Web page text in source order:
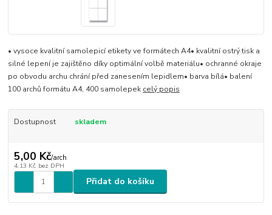
• vysoce kvalitní samolepicí etikety ve formátech A4• kvalitní ostrý tisk a
silné lepení je zajištěno díky optimální volbě materiálu• ochranné okraje
po obvodu archu chrání před zanesením lepidlem• barva bílá• balení
100 archů formátu A4, 400 samolepek celý popis
Dostupnost skladem
5,00 Kč/arch
4,13 Kč bez DPH
Přidat do košíku